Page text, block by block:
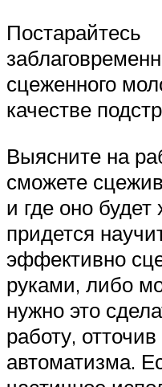
Постарайтесь
сцеженного
качестве
Выясните на
сможете
и где оно
придется
эффективно
руками, либо
нужно это
работу,
автоматизма.